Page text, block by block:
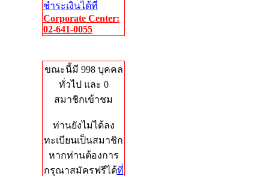
ชำระเงินได้ที่
Corporate Center:
02-641-0055
ขณะนี้มี 998 บุคคล
ทั่วไป และ 0
สมาชิกเข้าชม
ท่านยังไม่ได้ลง
ทะเบียนเป็นสมาชิก
หากท่านต้องการ
กรุณาสมัครฟรีได้ที่